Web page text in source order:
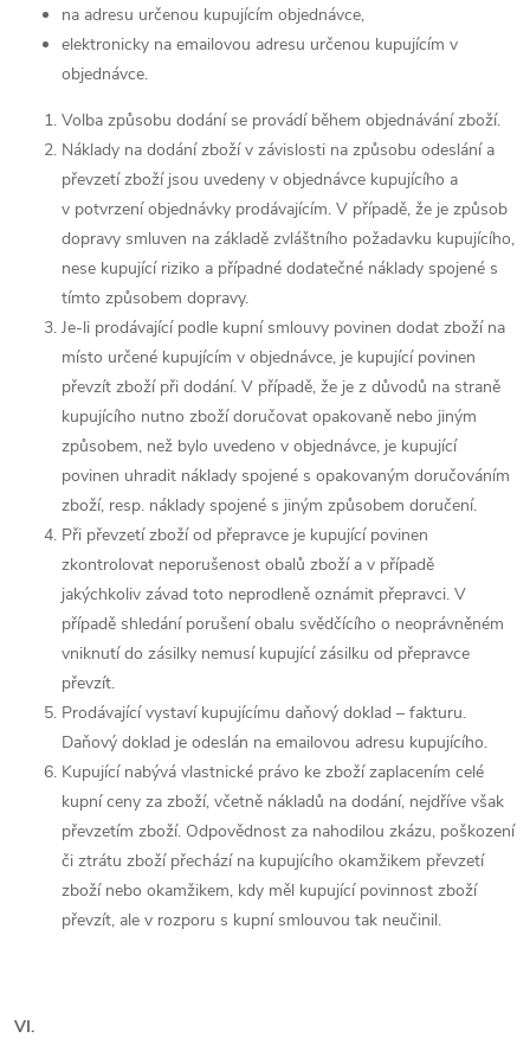
na adresu určenou kupujícím objednávce,
elektronicky na emailovou adresu určenou kupujícím v
objednávce.
Volba způsobu dodání se provádí během objednávání zboží.
Náklady na dodání zboží v závislosti na způsobu odeslání a
převzetí zboží jsou uvedeny v objednávce kupujícího a
v potvrzení objednávky prodávajícím. V případě, že je způsob
dopravy smluven na základě zvláštního požadavku kupujícího,
nese kupující riziko a případné dodatečné náklady spojené s
tímto způsobem dopravy.
Je-li prodávající podle kupní smlouvy povinen dodat zboží na
místo určené kupujícím v objednávce, je kupující povinen
převzít zboží při dodání. V případě, že je z důvodů na straně
kupujícího nutno zboží doručovat opakovaně nebo jiným
způsobem, než bylo uvedeno v objednávce, je kupující
povinen uhradit náklady spojené s opakovaným doručováním
zboží, resp. náklady spojené s jiným způsobem doručení.
Při převzetí zboží od přepravce je kupující povinen
zkontrolovat neporušenost obalů zboží a v případě
jakýchkoliv závad toto neprodleně oznámit přepravci. V
případě shledání porušení obalu svědčícího o neoprávněném
vniknutí do zásilky nemusí kupující zásilku od přepravce
převzít.
Prodávající vystaví kupujícímu daňový doklad – fakturu.
Daňový doklad je odeslán na emailovou adresu kupujícího.
Kupující nabývá vlastnické právo ke zboží zaplacením celé
kupní ceny za zboží, včetně nákladů na dodání, nejdříve však
převzetím zboží. Odpovědnost za nahodilou zkázu, poškození
či ztrátu zboží přechází na kupujícího okamžikem převzetí
zboží nebo okamžikem, kdy měl kupující povinnost zboží
převzít, ale v rozporu s kupní smlouvou tak neučinil.
VI.